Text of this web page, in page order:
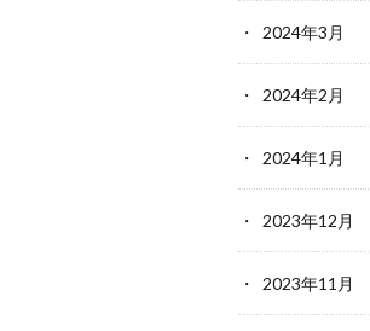
2024年3月
2024年2月
2024年1月
2023年12月
2023年11月